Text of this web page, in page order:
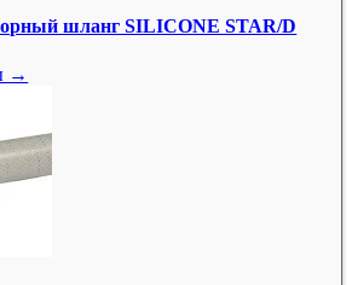
шланг SILICONE STAR/D
→